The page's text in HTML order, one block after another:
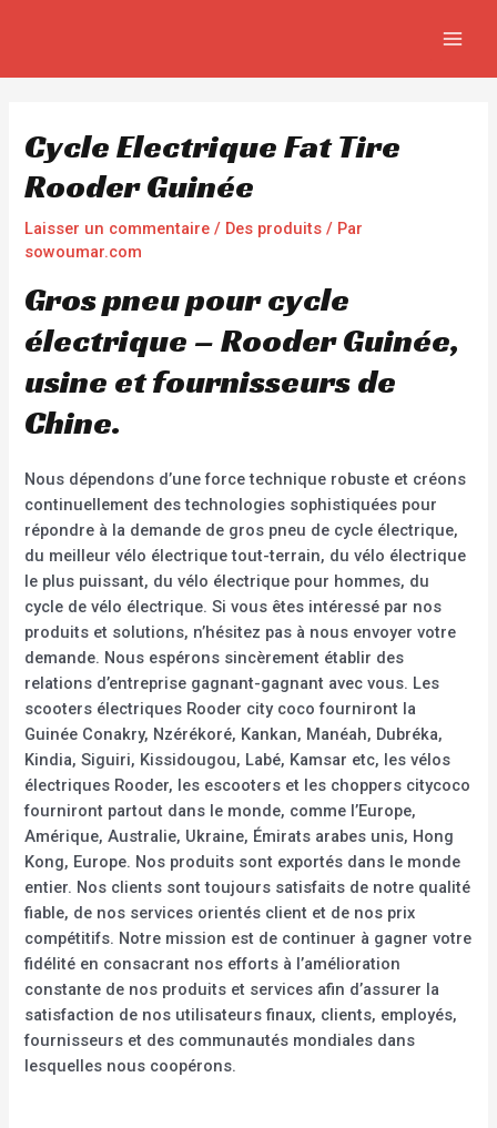
Cycle Electrique Fat Tire
Rooder Guinée
Laisser un commentaire / Des produits / Par
sowoumar.com
Gros pneu pour cycle
électrique – Rooder Guinée,
usine et fournisseurs de
Chine.
Nous dépendons d’une force technique robuste et créons
continuellement des technologies sophistiquées pour
répondre à la demande de gros pneu de cycle électrique,
du meilleur vélo électrique tout-terrain, du vélo électrique
le plus puissant, du vélo électrique pour hommes, du
cycle de vélo électrique. Si vous êtes intéressé par nos
produits et solutions, n’hésitez pas à nous envoyer votre
demande. Nous espérons sincèrement établir des
relations d’entreprise gagnant-gagnant avec vous. Les
scooters électriques Rooder city coco fourniront la
Guinée Conakry, Nzérékoré, Kankan, Manéah, Dubréka,
Kindia, Siguiri, Kissidougou, Labé, Kamsar etc, les vélos
électriques Rooder, les escooters et les choppers citycoco
fourniront partout dans le monde, comme l’Europe,
Amérique, Australie, Ukraine, Émirats arabes unis, Hong
Kong, Europe. Nos produits sont exportés dans le monde
entier. Nos clients sont toujours satisfaits de notre qualité
fiable, de nos services orientés client et de nos prix
compétitifs. Notre mission est de continuer à gagner votre
fidélité en consacrant nos efforts à l’amélioration
constante de nos produits et services afin d’assurer la
satisfaction de nos utilisateurs finaux, clients, employés,
fournisseurs et des communautés mondiales dans
lesquelles nous coopérons.